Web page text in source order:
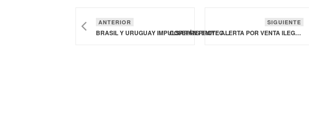
ANTERIOR
BRASIL Y URUGUAY IMPULSARÁN PROYECTOS EN BIOCIENCIAS, BIOTECNOLOGÍA Y SALUD
SIGUIENTE
COFEPRIS EMITE ALERTA POR VENTA ILEGAL DE SOLUCIÓN HORMONAL PARA HOMBRES